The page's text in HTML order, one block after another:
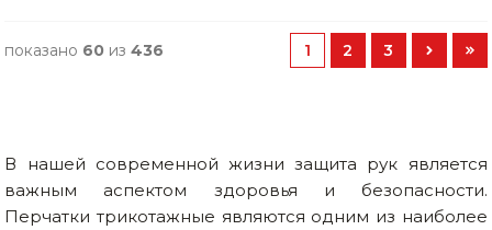
показано 60 из436 1 2 3
В нашей современной жизни защита рук является
важным аспектом здоровья и безопасности.
Перчатки трикотажные являются одним из наиболее